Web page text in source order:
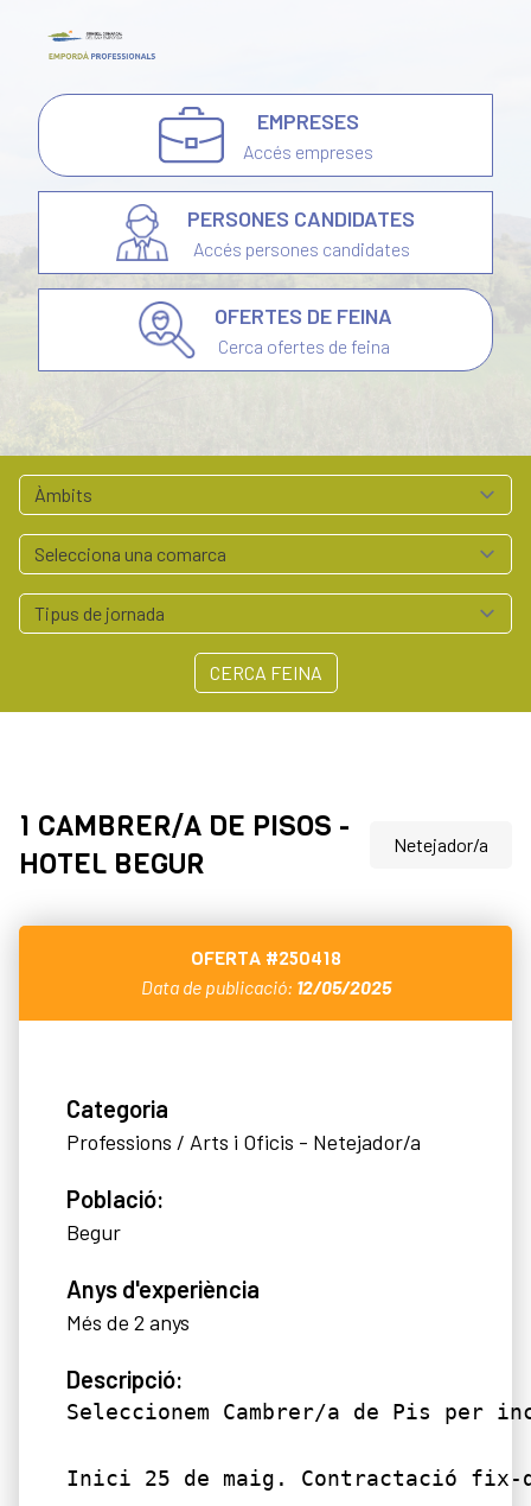
EMPRESES
Accés empreses
PERSONES CANDIDATES
Accés persones candidates
OFERTES DE FEINA
Cerca ofertes de feina
CERCA FEINA
1 CAMBRER/A DE PISOS -
HOTEL BEGUR
Netejador/a
OFERTA #250418
Data de publicació: 12/05/2025
Categoria
Professions / Arts i Oficis - Netejador/a
Població:
Begur
Anys d'experiència
Més de 2 anys
Descripció:
Seleccionem Cambrer/a de Pis per
Inici 25 de maig. Contractació fix-